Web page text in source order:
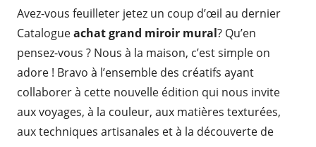
Avez-vous feuilleter jetez un coup d’œil au dernier
Catalogueachat grand miroir mural? Qu’en
pensez-vous ? Nous à la maison, c’est simple on
adore ! Bravo à l’ensemble des créatifs ayant
collaborer à cette nouvelle édition qui nous invite
aux voyages, à la couleur, aux matières texturées,
aux techniques artisanales et à la découverte de